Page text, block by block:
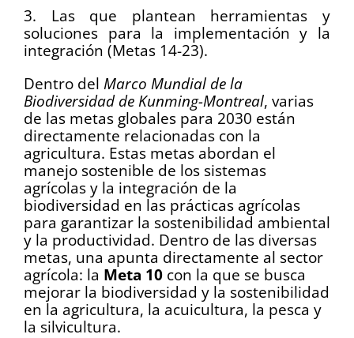
3. Las que plantean herramientas y
soluciones para la implementación y la
integración (Metas 14-23).
Dentro del Marco Mundial de la
Biodiversidad de Kunming-Montreal, varias
de las metas globales para 2030 están
directamente relacionadas con la
agricultura. Estas metas abordan el
manejo sostenible de los sistemas
agrícolas y la integración de la
biodiversidad en las prácticas agrícolas
para garantizar la sostenibilidad ambiental
y la productividad. Dentro de las diversas
metas, una apunta directamente al sector
agrícola: la Meta 10 con la que se busca
mejorar la biodiversidad y la sostenibilidad
en la agricultura, la acuicultura, la pesca y
la silvicultura.